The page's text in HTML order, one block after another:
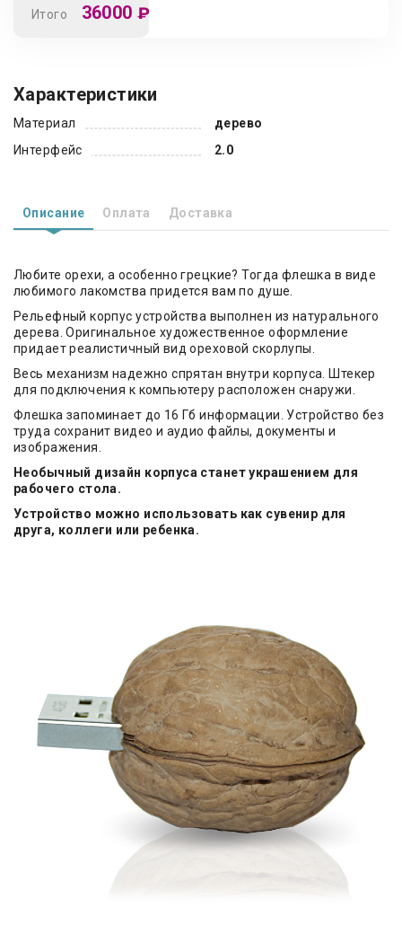
Итого 36000 ₽
Характеристики
Материал
дерево
Интерфейс
2.0
Описание Оплата Доставка
Любите орехи, а особенно грецкие? Тогда флешка в виде
любимого лакомства придется вам по душе.
Рельефный корпус устройства выполнен из натурального
дерева. Оригинальное художественное оформление
придает реалистичный вид ореховой скорлупы.
Весь механизм надежно спрятан внутри корпуса. Штекер
для подключения к компьютеру расположен снаружи.
Флешка запоминает до 16 Гб информации. Устройство без
труда сохранит видео и аудио файлы, документы и
изображения.
Необычный дизайн корпуса станет украшением для
рабочего стола.
Устройство можно использовать как сувенир для
друга, коллеги или ребенка.